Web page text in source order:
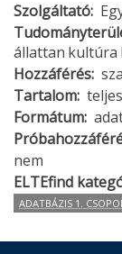
Szolgáltató
állattan kultúra
Hozzáférés
Tartalom
Formátum
nem
ELTEfind
ADATBÁZIS 1.